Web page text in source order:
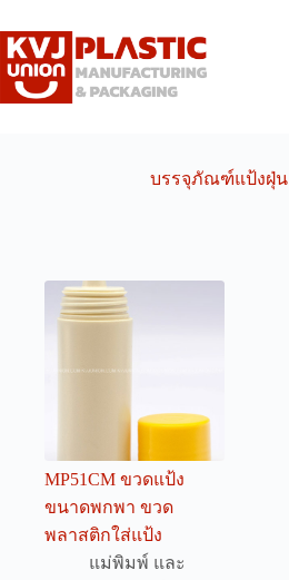
to
content
บรรจุภัณฑ์แป้งฝุ่น
MP51CM ขวดแป้ง
ขนาดพกพา ขวด
พลาสติกใส่แป้ง
แม่พิมพ์ และ